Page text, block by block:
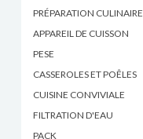
PRÉPARATION CULINAIRE
APPAREIL DE CUISSON
PESE
CASSEROLES ET POÊLES
CUISINE CONVIVIALE
FILTRATION D'EAU
PACK